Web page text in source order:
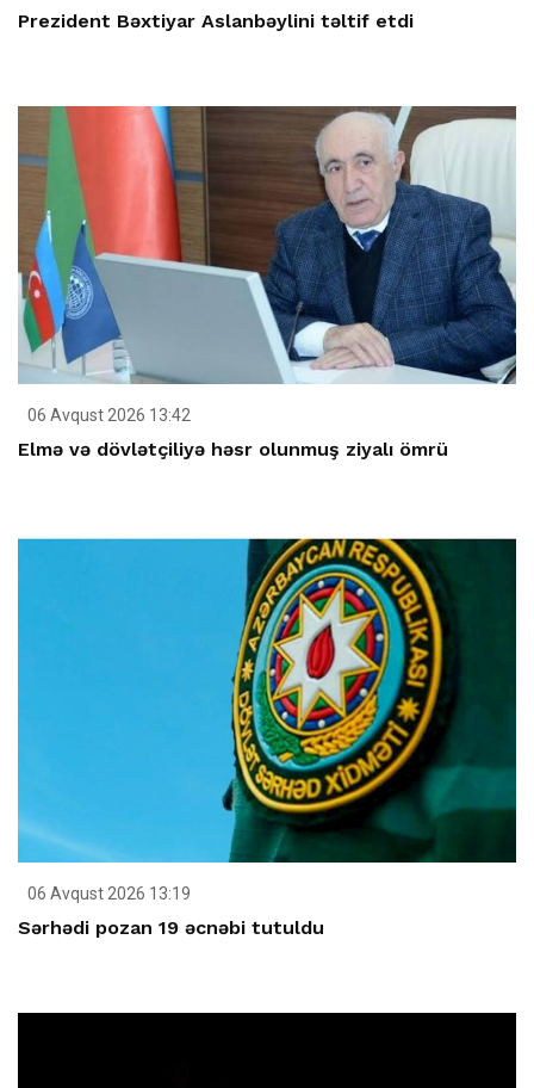
Prezident Bəxtiyar Aslanbəylini təltif etdi
06 Avqust 2026 13:42
Elmə və dövlətçiliyə həsr olunmuş ziyalı ömrü
06 Avqust 2026 13:19
Sərhədi pozan 19 əcnəbi tutuldu